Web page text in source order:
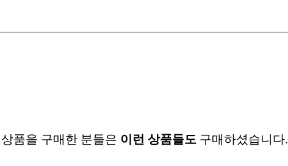
품을 구매한 분들은 이런 상품들도구매하셨습니다.